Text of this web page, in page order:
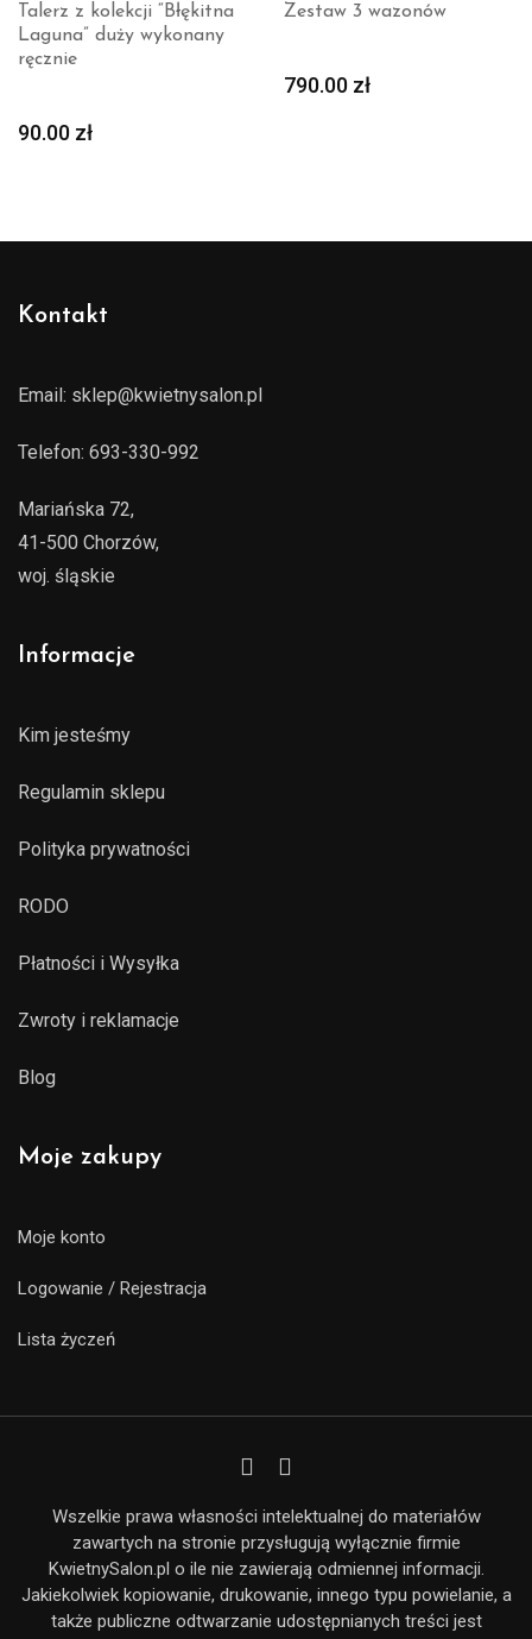
Talerz z kolekcji “Błękitna
Laguna” duży wykonany
ręcznie
90.00 zł
Zestaw 3 wazonów
790.00 zł
Kontakt
Email: sklep@kwietnysalon.pl
Telefon: 693-330-992
Mariańska 72,
41-500 Chorzów,
woj. śląskie
Informacje
Kim jesteśmy
Regulamin sklepu
Polityka prywatności
RODO
Płatności i Wysyłka
Zwroty i reklamacje
Blog
Moje zakupy
Moje konto
Logowanie / Rejestracja
Lista życzeń
Wszelkie prawa własności intelektualnej do materiałów
zawartych na stronie przysługują wyłącznie firmie
KwietnySalon.pl o ile nie zawierają odmiennej informacji.
Jakiekolwiek kopiowanie, drukowanie, innego typu powielanie, a
także publiczne odtwarzanie udostępnianych treści jest